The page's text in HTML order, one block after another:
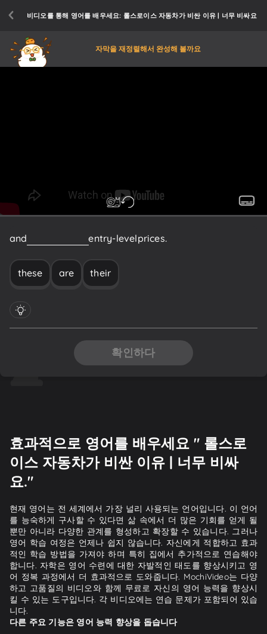
비디오를 통해 영어를 배우세요: 롤스로이스 자동차가 비싼 이유 | 너무 비싸요
자막을 재정렬해서 완성해 볼까요
and theirentry-levelprices.
these are their
확인하다
효과적으로 영어를 배우세요 " 롤스로
이스 자동차가 비싼 이유 | 너무 비싸
요."
현재 영어는 전 세계에서 가장 널리 사용되는 언어입니다. 이 언어
를 능숙하게 구사할 수 있다면 삶 속에서 더 많은 기회를 얻게 될
뿐만 아니라 다양한 관계를 형성하고 확장할 수 있습니다. 그러나
영어 학습 여정은 언제나 쉽지 않습니다. 자신에게 적합하고 효과
적인 학습 방법을 가져야 하며 특히 집에서 추가적으로 연습해야
합니다. 자학은 영어 수련에 대한 자발적인 태도를 향상시키고 영
어 정복 과정에서 더 효과적으로 도와줍니다. MochiVideo는 다양
하고 고품질의 비디오와 함께 무료로 자신의 영어 능력을 향상시
킬 수 있는 도구입니다. 각 비디오에는 연습 문제가 포함되어 있습
니다.
다른 주요 기능은 영어 능력 향상을 돕습니다